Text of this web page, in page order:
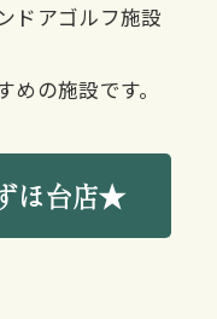
ドアゴルフ施設
の施設です。
ほ台店★